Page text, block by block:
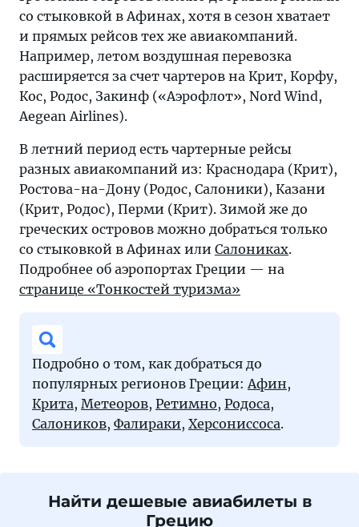
со стыковкой в Афинах, хотя в сезон хватает
и прямых рейсов тех же авиакомпаний.
Например, летом воздушная перевозка
расширяется за счет чартеров на Крит, Корфу,
Кос, Родос, Закинф («Аэрофлот», Nord Wind,
Aegean Airlines).
В летний период есть чартерные рейсы
разных авиакомпаний из: Краснодара (Крит),
Ростова-на-Дону (Родос, Салоники), Казани
(Крит, Родос), Перми (Крит). Зимой же до
греческих островов можно добраться только
со стыковкой в Афинах или Салониках.
Подробнее об аэропортах Греции — на
странице «Тонкостей туризма»
Подробно о том, как добраться до
популярных регионов Греции:Афин,
Крита, Метеоров, Ретимно, Родоса,
Салоников, Фалираки, Херсониссоса.
Найти дешевые авиабилеты в
Грецию